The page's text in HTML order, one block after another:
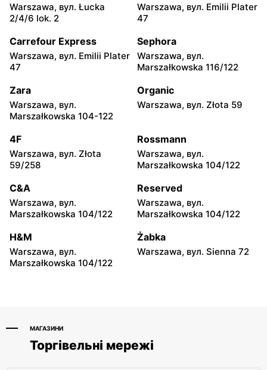
Dealz Dealz
Kuklińskiego 1
Dealz Dealz
Rzemieślnicza 23
Dealz
Żyrardowska 14
Dealz
Konstantego Rudzkiego 9
Dealz
9
Dealz
Dealz Dealz
59
Dealz Dealz
Warszawa, вул. Łucka
2/4/6 lok. 2
Warszawa, вул. Emilii Plater
47
Carrefour Express
Warszawa, вул. Emilii Plater
47
Sephora
Warszawa, вул.
Marszałkowska 116/122
Zara
Warszawa, вул.
Marszałkowska 104-122
Organic
Warszawa, вул. Złota 59
4F
Warszawa, вул. Złota
59/258
Rossmann
Warszawa, вул.
Marszałkowska 104/122
C&A
Warszawa, вул.
Marszałkowska 104/122
Reserved
Warszawa, вул.
Marszałkowska 104/122
H&M
Warszawa, вул.
Marszałkowska 104/122
Żabka
Warszawa, вул. Sienna 72
МАГАЗИНИ
Торгівельні мережі